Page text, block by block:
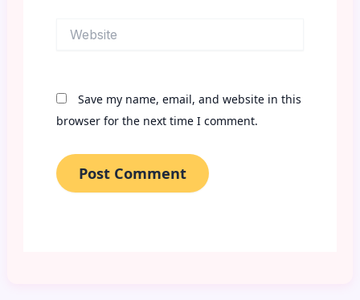
Save my name, email, and website in this
browser for the next time I comment.